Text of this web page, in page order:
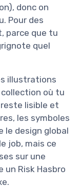
donc on
Pour des
parce que tu
quel
illustrations
collection où tu
lisible et
les symboles
le design global
job, mais ce
sur une
un Risk Hasbro